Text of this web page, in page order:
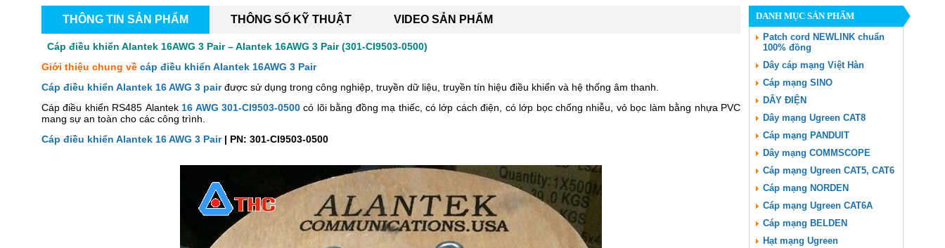
THÔNG TIN SẢN PHẨM THÔNG SỐ KỸ THUẬT VIDEO SẢN PHẨM
Cáp điều khiển Alantek 16AWG 3 Pair – Alantek 16AWG 3 Pair (301-CI9503-0500)
Giới thiệu chung về cáp điều khiển Alantek 16AWG 3 Pair
Cáp điều khiển Alantek 16 AWG 3 pairđược sử dụng trong công nghiệp, truyền dữ liệu, truyền tín hiệu điều khiển và hệ thống âm thanh.
Cáp điều khiển RS485 Alantek 16 AWG 301-CI9503-0500 có lõi bằng đồng mạ thiếc, có lớp cách điện, có lớp bọc chống nhiễu, vỏ bọc làm bằng nhựa PVC
mang sự an toàn cho các công trình.
Cáp điều khiển Alantek 16 AWG 3 Pair| PN: 301-CI9503-0500
DANH MỤC SẢN PHẨM
Patch cord NEWLINK chuẩn
100% đồng
Dây cáp mạng Việt Hàn
Cáp mạng SINO
DÂY ĐIỆN
Dây mạng Ugreen CAT8
Cáp mạng PANDUIT
Dây mạng COMMSCOPE
Cáp mạng Ugreen CAT5, CAT6
Cáp mạng NORDEN
Cáp mạng Ugreen CAT6A
Cáp mạng BELDEN
Hạt mạng Ugreen